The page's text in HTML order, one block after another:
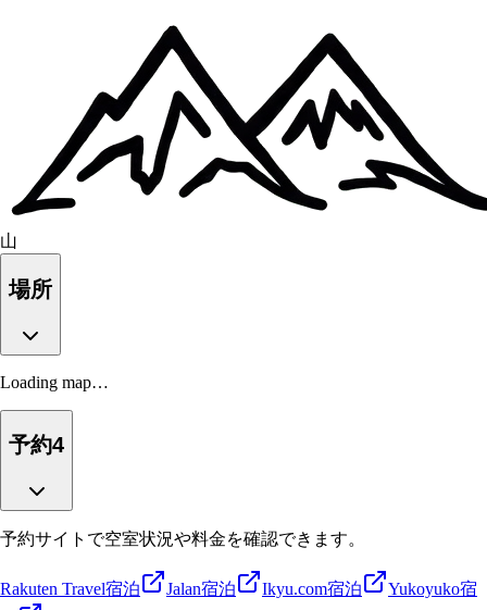
山
場所
Loading map…
予約4
予約サイトで空室状況や料金を確認できます。
Rakuten Travel宿泊 Jalan宿泊 Ikyu.com宿泊 Yukoyuko宿